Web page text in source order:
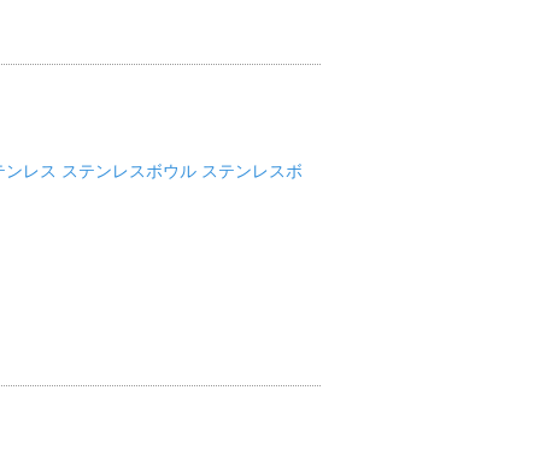
レス ステンレスボウル ステンレスボ